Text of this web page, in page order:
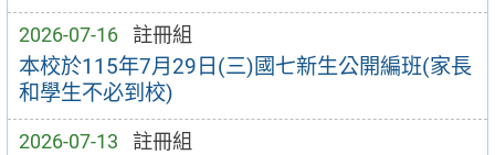
2026-07-16 註冊組
本校於115年7月29日(三)國七新生公開編班(家長
和學生不必到校)
2026-07-13 註冊組